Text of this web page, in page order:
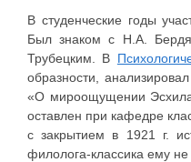
В студенческие годы
Был знаком с Н.А.
Трубецким. В
образности,
«О мироощущении
оставлен при кафедре
с закрытием в 1921 г.
филолога-классика ему не